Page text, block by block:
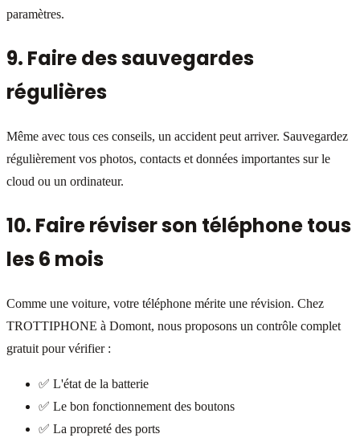
paramètres.
9. Faire des sauvegardes
régulières
Même avec tous ces conseils, un accident peut arriver. Sauvegardez
régulièrement vos photos, contacts et données importantes sur le
cloud ou un ordinateur.
10. Faire réviser son téléphone tous
les 6 mois
Comme une voiture, votre téléphone mérite une révision. Chez
TROTTIPHONE à Domont, nous proposons un contrôle complet
gratuit pour vérifier :
✅ L'état de la batterie
✅ Le bon fonctionnement des boutons
✅ La propreté des ports